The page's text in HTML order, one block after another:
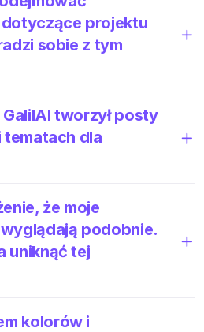
projektu
sobie z tym
tworzył posty
dla
że moje
podobnie.
uniknąć tej
kolorów i